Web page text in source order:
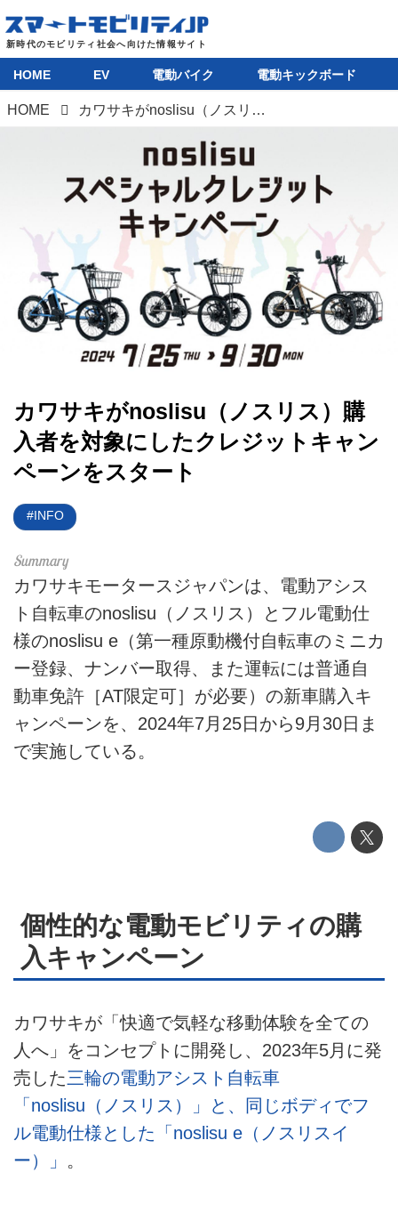
HOME
電動バイク
電動キックボード
このメディアについて
運営会社
利用規約
プライバシーポリシー
HOME EV 電動バイク 電動キックボード
HOME カワサキがnoslisu（ノスリス）購入者を対象にしたクレジットキャンペーンをスタート
カワサキがnoslisu（ノスリス）購
入者を対象にしたクレジットキャン
ペーンをスタート
INFO
カワサキモータースジャパンは、電動アシス
ト自転車のnoslisu（ノスリス）とフル電動仕
様のnoslisu e（第一種原動機付自転車のミニカ
ー登録、ナンバー取得、また運転には普通自
動車免許［AT限定可］が必要）の新車購入キ
ャンペーンを、2024年7月25日から9月30日ま
で実施している。
個性的な電動モビリティの購
入キャンペーン
カワサキが「快適で気軽な移動体験を全ての
人へ」をコンセプトに開発し、2023年5月に発
売した三輪の電動アシスト自転車
「noslisu（ノスリス）」と、同じボディでフ
ル電動仕様とした「noslisu e（ノスリスイ
ー）」 。